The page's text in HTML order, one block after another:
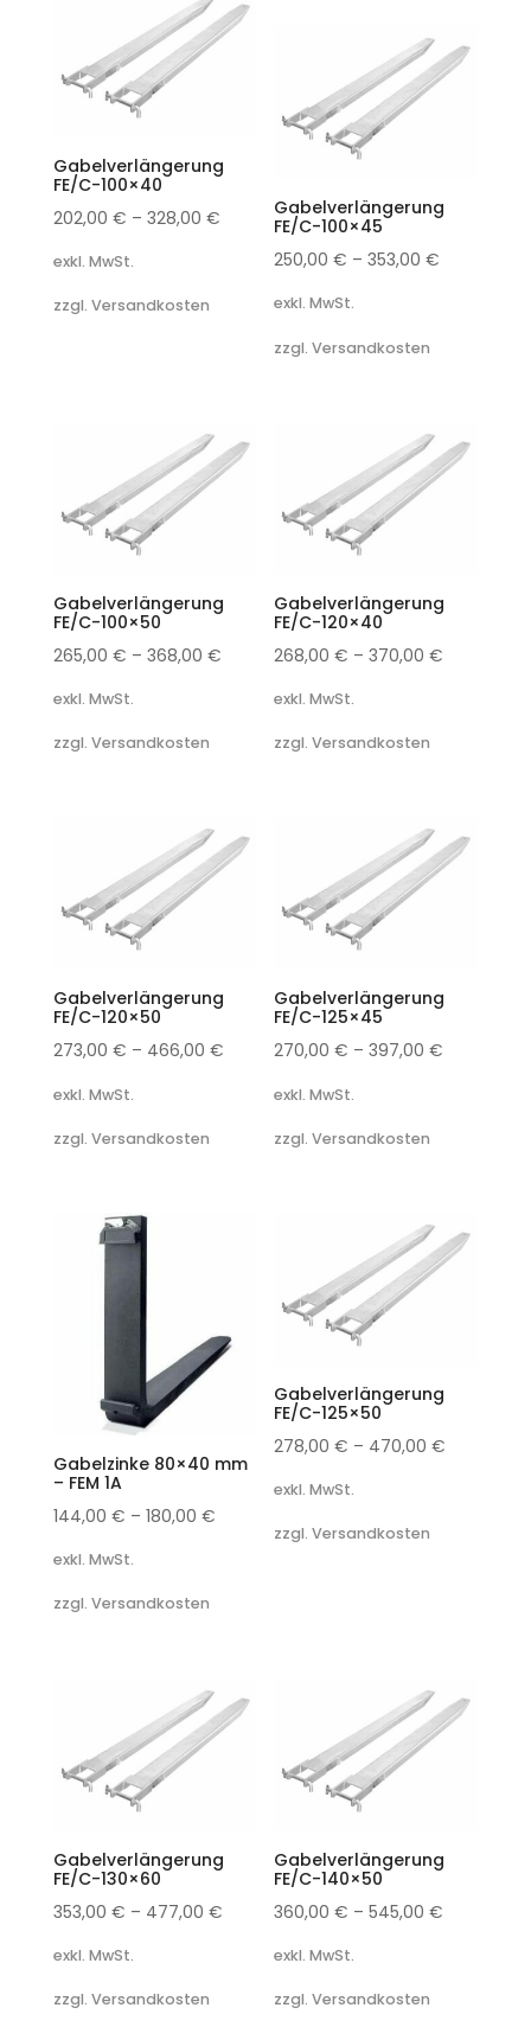
Gabelverlängerung
FE/C-100×40
202,00 € – 328,00 €
exkl. MwSt.
zzgl. Versandkosten
Gabelverlängerung
FE/C-100×45
250,00€ –353,00€
exkl. MwSt.
zzgl. Versandkosten
Gabelverlängerung
FE/C-100×50
265,00 € – 368,00 €
exkl. MwSt.
zzgl. Versandkosten
Gabelverlängerung
FE/C-120×40
268,00€ –370,00€
exkl. MwSt.
zzgl. Versandkosten
Gabelverlängerung
FE/C-120×50
273,00 € – 466,00 €
exkl. MwSt.
zzgl. Versandkosten
Gabelverlängerung
FE/C-125×45
270,00€ –397,00€
exkl. MwSt.
zzgl. Versandkosten
Gabelzinke 80×40 mm
– FEM 1A
144,00 € – 180,00 €
exkl. MwSt.
zzgl. Versandkosten
Gabelverlängerung
FE/C-125×50
278,00€ – 470,00€
exkl. MwSt.
zzgl. Versandkosten
Gabelverlängerung
FE/C-130×60
353,00 € – 477,00 €
exkl. MwSt.
zzgl. Versandkosten
Gabelverlängerung
FE/C-140×50
360,00€ –545,00€
exkl. MwSt.
zzgl. Versandkosten